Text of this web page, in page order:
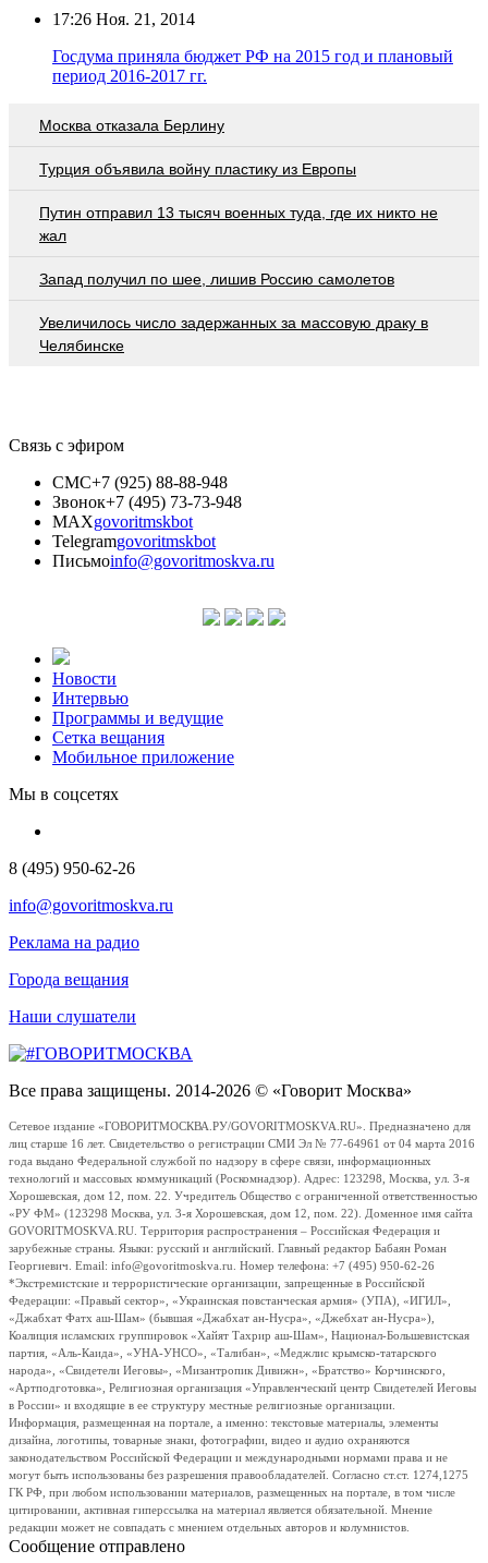
17:26 Ноя. 21, 2014
Госдума приняла бюджет РФ на 2015 год и плановый
период 2016-2017 гг.
Москва отказала Берлину
Турция объявила войну пластику из Европы
Путин отправил 13 тысяч военных туда, где их никто не
жал
Запад получил по шее, лишив Россию самолетов
Увеличилось число задержанных за массовую драку в
Челябинске
Связь с эфиром
СМС+7 (925) 88-88-948
Звонок+7 (495) 73-73-948
MAXgovoritmskbot
Telegramgovoritmskbot
Письмоinfo@govoritmoskva.ru
Новости
Интервью
Программы и ведущие
Сетка вещания
Мобильное приложение
Мы в соцсетях
8 (495) 950-62-26
info@govoritmoskva.ru
Реклама на радио
Города вещания
Наши слушатели
Все права защищены. 2014-2026 © «Говорит Москва»
Сетевое издание «ГОВОРИТМОСКВА.РУ/GOVORITMOSKVA.RU». Предназначено для
лиц старше 16 лет. Свидетельство о регистрации СМИ Эл № 77-64961 от 04 марта 2016
года выдано Федеральной службой по надзору в сфере связи, информационных
технологий и массовых коммуникаций (Роскомнадзор). Адрес: 123298, Москва, ул. 3-я
Хорошевская, дом 12, пом. 22. Учредитель Общество с ограниченной ответственностью
«РУ ФМ» (123298 Москва, ул. 3-я Хорошевская, дом 12, пом. 22). Доменное имя сайта
GOVORITMOSKVA.RU. Территория распространения – Российская Федерация и
зарубежные страны. Языки: русский и английский. Главный редактор Бабаян Роман
Георгиевич. Email: info@govoritmoskva.ru. Номер телефона: +7 (495) 950-62-26
*Экстремистские и террористические организации, запрещенные в Российской
Федерации: «Правый сектор», «Украинская повстанческая армия» (УПА), «ИГИЛ»,
«Джабхат Фатх аш-Шам» (бывшая «Джабхат ан-Нусра», «Джебхат ан-Нусра»),
Коалиция исламских группировок «Хайят Тахрир аш-Шам», Национал-Большевистская
партия, «Аль-Каида», «УНА-УНСО», «Талибан», «Меджлис крымско-татарского
народа», «Свидетели Иеговы», «Мизантропик Дивижн», «Братство» Корчинского,
«Артподготовка», Религиозная организация «Управленческий центр Свидетелей Иеговы
в России» и входящие в ее структуру местные религиозные организации.
Информация, размещенная на портале, а именно: текстовые материалы, элементы
дизайна, логотипы, товарные знаки, фотографии, видео и аудио охраняются
законодательством Российской Федерации и международными нормами права и не
могут быть использованы без разрешения правообладателей. Согласно ст.ст. 1274,1275
ГК РФ, при любом использовании материалов, размещенных на портале, в том числе
цитировании, активная гиперссылка на материал является обязательной. Мнение
редакции может не совпадать с мнением отдельных авторов и колумнистов.
Сообщение отправлено